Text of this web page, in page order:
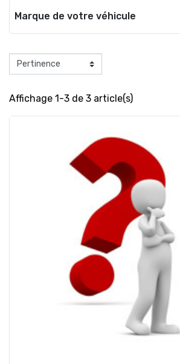
Marque de votre véhicule
Affichage 1-3 de 3 article(s)